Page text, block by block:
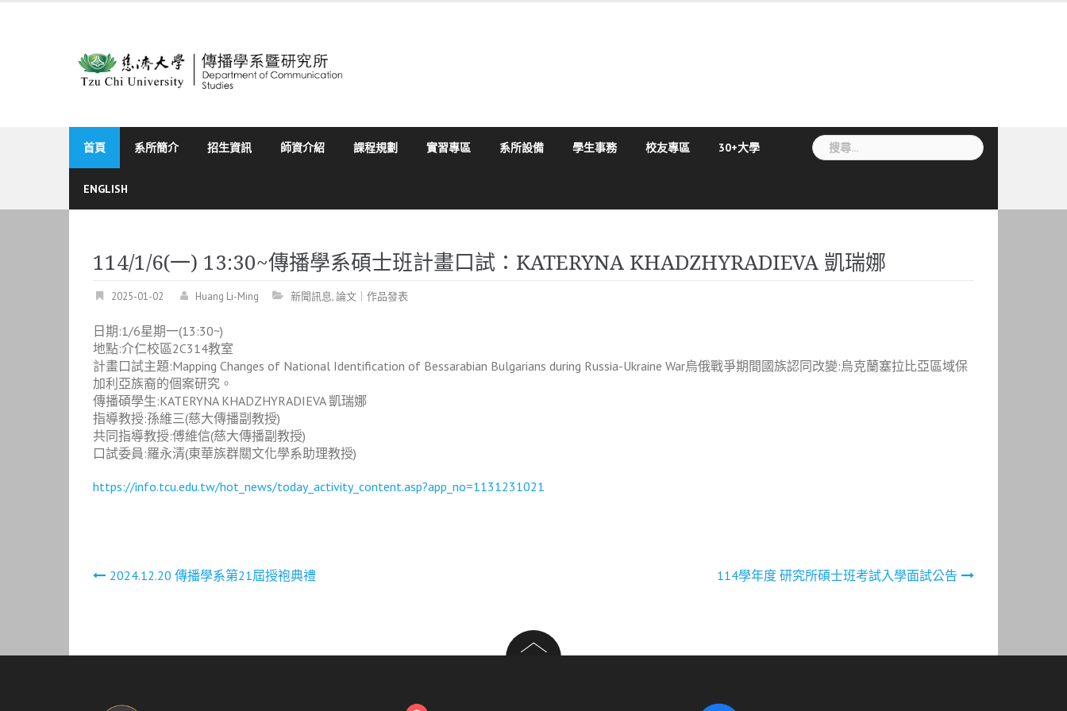
首頁 系所簡介 招生資訊 師資介紹 課程規劃 實習專區 系所設備 學生事務 校友專區 30+大學
ENGLISH
搜
尋
字:
114/1/6(一) 13:30~傳播學系碩士班計畫口試：KATERYNA KHADZHYRADIEVA 凱瑞娜
2025-01-02 Huang Li-Ming 新聞訊息,論文｜作品發表
日期:1/6星期一(13:30~)
地點:介仁校區2C314教室
計畫口試主題:Mapping Changes of National Identification of Bessarabian Bulgarians during Russia-Ukraine War烏俄戰爭期間國族認同改變:烏克蘭塞拉比亞區域保
加利亞族裔的個案研究。
傳播碩學生:KATERYNA KHADZHYRADIEVA 凱瑞娜
指導教授:孫維三(慈大傳播副教授)
共同指導教授:傅維信(慈大傳播副教授)
口試委員:羅永清(東華族群關文化學系助理教授)
https://info.tcu.edu.tw/hot_news/today_activity_content.asp?app_no=1131231021
文
導
2024.12.20 傳播學系第21屆授袍典禮 114學年度 研究所碩士班考試入學面試公告